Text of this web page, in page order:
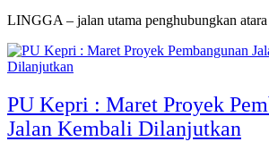
LINGGA – jalan utama penghubungkan
PU Kepri : Maret Proyek
Jalan Kembali Dilanjutkan